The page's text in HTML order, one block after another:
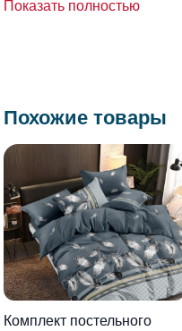
Показать полностью
Похожие товары
Комплект постельного